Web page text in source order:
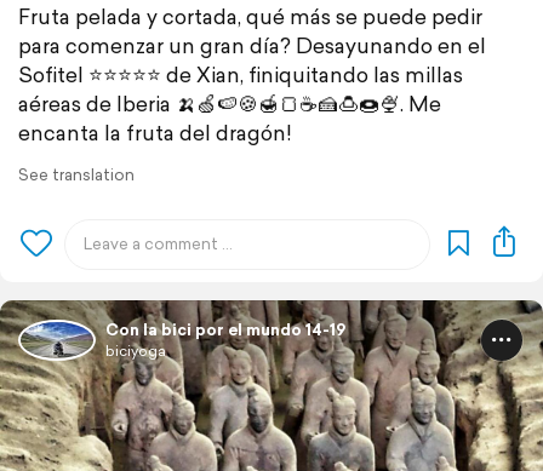
Fruta pelada y cortada, qué más se puede pedir
para comenzar un gran día? Desayunando en el
Sofitel ⭐⭐⭐⭐⭐ de Xian, finiquitando las millas
aéreas de Iberia 🍌🍏🍉🍪🍯🍞☕🍰🍮🍩🍨. Me
encanta la fruta del dragón!
See translation
Con la bici por el mundo 14-19
biciyoga